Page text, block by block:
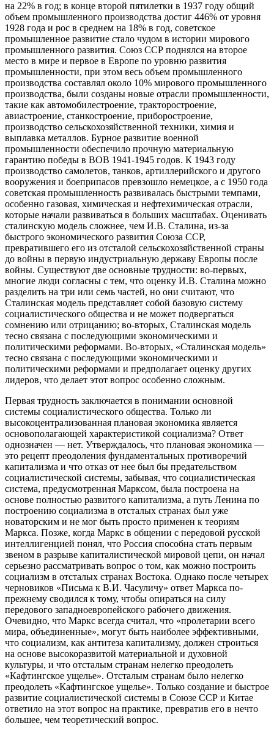
на 22% в год; в конце второй пятилетки в 1937 году общий
объем промышленного производства достиг 446% от уровня
1928 года и рос в среднем на 18% в год, советское
промышленное развитие стало чудом в истории мирового
промышленного развития. Союз ССР поднялся на второе
место в мире и первое в Европе по уровню развития
промышленности, при этом весь объем промышленного
производства составлял около 10% мирового промышленного
производства, были созданы новые отрасли промышленности,
такие как автомобилестроение, тракторостроение,
авиастроение, станкостроение, приборостроение,
производство сельскохозяйственной техники, химия и
выплавка металлов. Бурное развитие военной
промышленности обеспечило прочную материальную
гарантию победы в ВОВ 1941-1945 годов. К 1943 году
производство самолетов, танков, артиллерийского и другого
вооружения и боеприпасов превзошло немецкое, а с 1950 года
советская промышленность развивалась быстрыми темпами,
особенно газовая, химическая и нефтехимическая отрасли,
которые начали развиваться в больших масштабах. Оценивать
сталинскую модель сложнее, чем И.В. Сталина, из-за
быстрого экономического развития Союза ССР,
превратившего его из отсталой сельскохозяйственной страны
до войны в первую индустриальную державу Европы после
войны. Существуют две основные трудности: во-первых,
многие люди согласны с тем, что оценку И.В. Сталина можно
разделить на три или семь частей, но они считают, что
Сталинская модель представляет собой базовую систему
социалистического общества и не может подвергаться
сомнению или отрицанию; во-вторых, Сталинская модель
тесно связана с последующими экономическими и
политическими реформами. Во-вторых, «Сталинская модель»
тесно связана с последующими экономическими и
политическими реформами и предполагает оценку других
лидеров, что делает этот вопрос особенно сложным.
Первая трудность заключается в понимании основной
системы социалистического общества. Только ли
высокоцентрализованная плановая экономика является
основополагающей характеристикой социализма? Ответ
однозначен — нет. Утверждалось, что плановая экономика —
это рецепт преодоления фундаментальных противоречий
капитализма и что отказ от нее был бы предательством
социалистической системы, забывая, что социалистическая
система, предусмотренная Марксом, была построена на
основе полностью развитого капитализма, а путь Ленина по
построению социализма в отсталых странах был уже
новаторским и не мог быть просто применен к теориям
Маркса. Позже, когда Маркс в общении с передовой русской
интеллигенцией понял, что Россия способна стать первым
звеном в разрыве капиталистической мировой цепи, он начал
серьезно рассматривать вопрос о том, как можно построить
социализм в отсталых странах Востока. Однако после четырех
черновиков «Письма к В.И. Часуличу» ответ Маркса по-
прежнему сводился к тому, чтобы опираться на силу
передового западноевропейского рабочего движения.
Очевидно, что Маркс всегда считал, что «пролетарии всего
мира, объединенные», могут быть наиболее эффективными,
что социализм, как антитеза капитализму, должен строиться
на основе высокоразвитой материальной и духовной
культуры, и что отсталым странам нелегко преодолеть
«Кафтингское ущелье». Отсталым странам было нелегко
преодолеть «Кафтингское ущелье». Только создание и быстрое
развитие социалистической системы в Союзе ССР и Китае
ответило на этот вопрос на практике, превратив его в нечто
большее, чем теоретический вопрос.